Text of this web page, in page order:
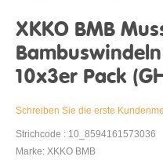
XKKO BMB
10x3er Pack
Schreiben Sie die erste
Strichcode : 10_8594161573036
Marke: XKKO BMB